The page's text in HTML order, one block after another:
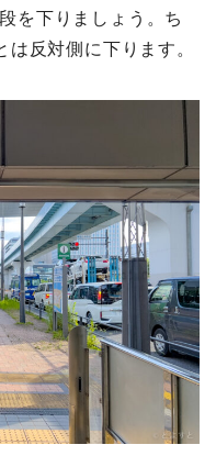
を下りましょう。ち
は反対側に下ります。